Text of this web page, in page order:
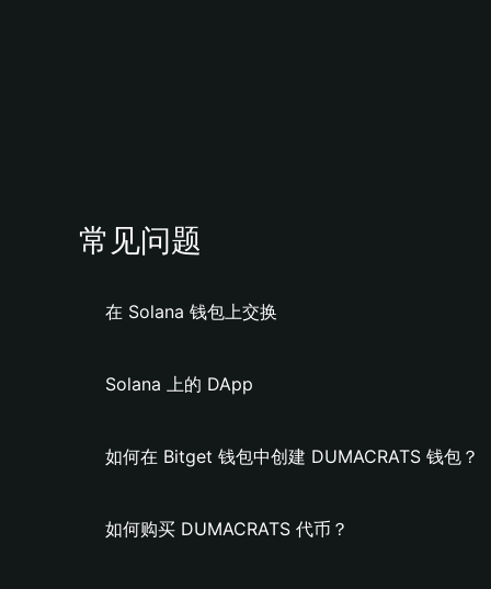
常见问题
在 Solana 钱包上交换
Solana 上的 DApp
如何在 Bitget 钱包中创建 DUMACRATS 钱包？
如何购买 DUMACRATS 代币？